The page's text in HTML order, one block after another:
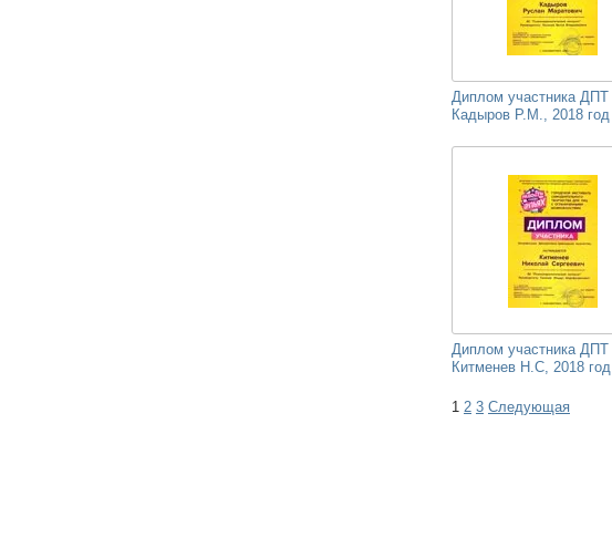
Диплом участника ДПТ
Кадыров Р.М., 2018 год
Диплом участника ДПТ
Китменев Н.С, 2018 год
1 2 3 Следующая